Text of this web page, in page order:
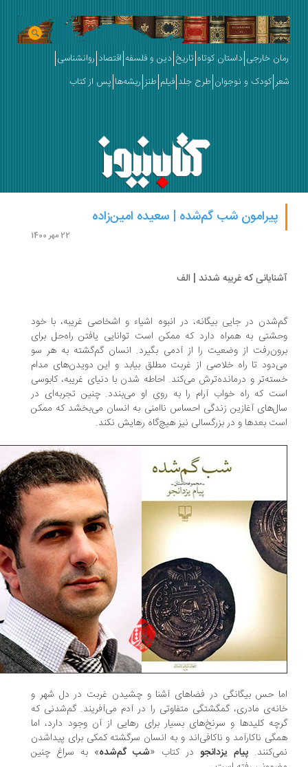
خارجی داستان کوتاه تاریخ دین و فلسفه اقتصاد روانشناسی
کودک و نوجوان طرح جلد فیلم طنز ریشه‌ها پس از کتاب
پیرامون شب گم‌شده | سعیده امین‌زاده
که غریبه شدند | الف
در جایی بیگانه، در انبوه اشیاء و اشخاصی غریبه، با خود
به همراه دارد که ممکن است توانایی یافتن راه‌حل برای
از وضعیت را از آدمی بگیرد. انسان گم‌گشته به هر سو
تا راه خلاصی از غربت مطلق بیابد و این دویدن‌های مدام
و درمانده‌ترش می‌کند. احاطه شدن با دنیای غریبه، کابوسی
که راه خواب آرام را به روی او می‌بندد. چنین تجربه‌ای در
آغازین زندگی احساس ناامنی به انسان می‌بخشد که ممکن
بعدها و در بزرگسالی نیز هیچ‌گاه رهایش نکند.
حس بیگانگی در فضاهای آشنا و چشیدن غربت در دل شهر و
مادری، گمگشتگی متفاوتی را در آدم می‌آفریند. گم‌شدنی که
کلیدها و سرنخ‌های بسیار برای رهایی از آن وجود دارد، اما
ناکارآمد و ناکافی‌اند و به انسان سرگشته کمکی برای پیداشدن
پیام یزدانجودر کتاب «شب گم‌شده» به سراغ چنین